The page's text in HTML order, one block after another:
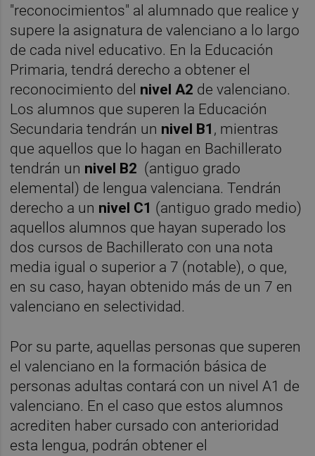
"reconocimientos" al alumnado que realice y
supere la asignatura de valenciano a lo largo
de cada nivel educativo. En la Educación
Primaria, tendrá derecho a obtener el
reconocimiento del nivel A2 de valenciano.
Los alumnos que superen la Educación
Secundaria tendrán un nivel B1 , mientras
que aquellos que lo hagan en Bachillerato
tendrán un nivel B2 (antiguo grado
elemental) de lengua valenciana. Tendrán
derecho a un nivel C1 (antiguo grado medio)
aquellos alumnos que hayan superado los
dos cursos de Bachillerato con una nota
media igual o superior a 7 (notable), o que,
en su caso, hayan obtenido más de un 7 en
valenciano en selectividad.
Por su parte, aquellas personas que superen
el valenciano en la formación básica de
personas adultas contará con un nivel A1 de
valenciano. En el caso que estos alumnos
acrediten haber cursado con anterioridad
esta lengua, podrán obtener el